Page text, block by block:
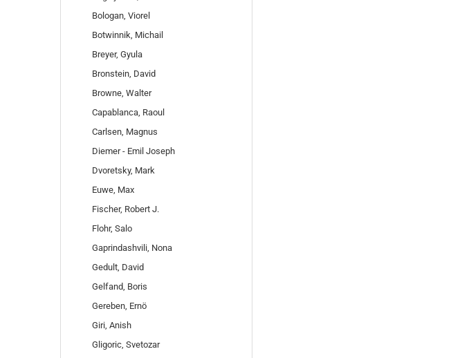
Bologan, Viorel
Botwinnik, Michail
Breyer, Gyula
Bronstein, David
Browne, Walter
Capablanca, Raoul
Carlsen, Magnus
Diemer - Emil Joseph
Dvoretsky, Mark
Euwe, Max
Fischer, Robert J.
Flohr, Salo
Gaprindashvili, Nona
Gedult, David
Gelfand, Boris
Gereben, Ernö
Giri, Anish
Gligoric, Svetozar